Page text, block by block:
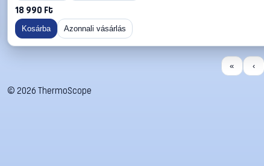
18 990 Ft
Kosárba Azonnali vásárlás
« ‹
© 2026 ThermoScope